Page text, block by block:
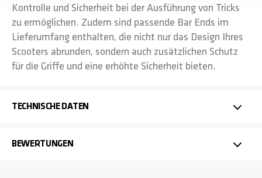
Kontrolle und Sicherheit bei der Ausführung von Tricks
zu ermöglichen. Zudem sind passende Bar Ends im
Lieferumfang enthalten, die nicht nur das Design Ihres
Scooters abrunden, sondern auch zusätzlichen Schutz
für die Griffe und eine erhöhte Sicherheit bieten.
TECHNISCHE DATEN
BEWERTUNGEN